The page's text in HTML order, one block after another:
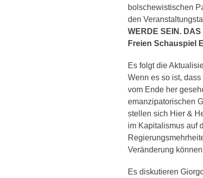
bolschewistischen
den
WERDE SEIN.
Freien Schauspiel
Es folgt die
Wenn es so ist,
vom Ende her
emanzipatorischen
stellen sich Hier &
im Kapitalismus auf
Veränderung
Es diskutieren